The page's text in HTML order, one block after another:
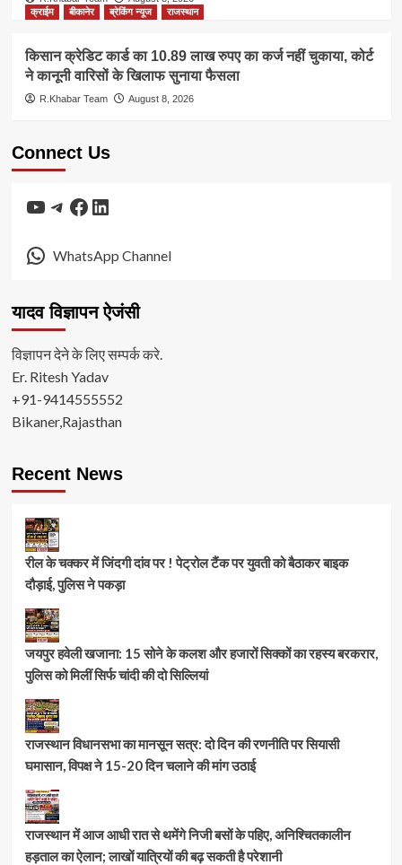
क्राईम
बीकानेर ब्रेकिंग न्यूज राजस्थान
किसान क्रेडिट कार्ड का 10.89 लाख रुपए का कर्ज नहीं चुकाया, कोर्ट
ने कानूनी वारिसों के खिलाफ सुनाया फैसला
R.Khabar Team August 8, 2026
Connect Us
YouTube
Telegram
Facebook
LinkedIn
WhatsApp Channel
यादव विज्ञापन ऐजंसी
विज्ञापन देने के लिए सम्पर्क करे.
Er. Ritesh Yadav
+91-9414555552
Bikaner,Rajasthan
Recent News
रील के चक्कर में जिंदगी दांव पर ! पेट्रोल टैंक पर युवती को बैठाकर बाइक
दौड़ाई, पुलिस ने पकड़ा
जयपुर हवेली खजाना: 15 सोने के कलश और हजारों सिक्कों का रहस्य बरकरार,
पुलिस को मिलीं सिर्फ चांदी की दो सिल्लियां
राजस्थान विधानसभा का मानसून सत्र: दो दिन की रणनीति पर सियासी
घमासान, विपक्ष ने 15-20 दिन चलाने की मांग उठाई
राजस्थान में आज आधी रात से थमेंगे निजी बसों के पहिए, अनिश्चितकालीन
हड़ताल का ऐलान; लाखों यात्रियों की बढ़ सकती है परेशानी